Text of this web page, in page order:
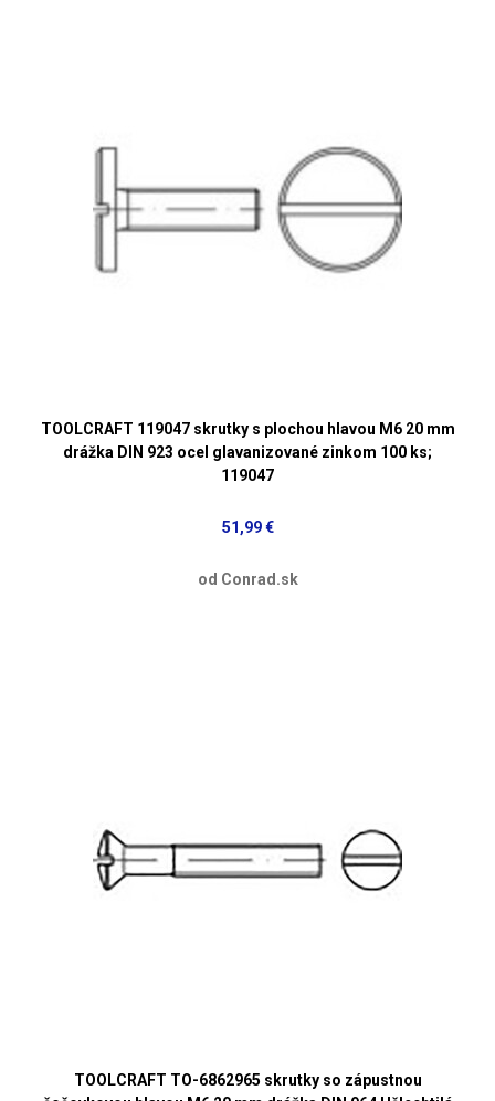
TOOLCRAFT 119047 skrutky s plochou hlavou M6 20 mm
drážka DIN 923 ocel glavanizované zinkom 100 ks;
119047
51,99 €
od Conrad.sk
TOOLCRAFT TO-6862965 skrutky so zápustnou